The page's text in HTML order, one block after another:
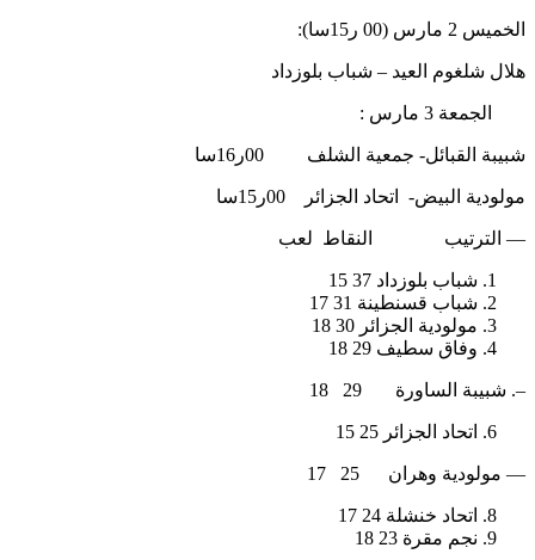
الخميس 2 مارس (00 ر15سا):
هلال شلغوم العيد – شباب بلوزداد
الجمعة 3 مارس :
شبيبة القبائل- جمعية الشلف 00ر16سا
مولودية البيض- اتحاد الجزائر 00ر15سا
— الترتيب النقاط لعب
شباب بلوزداد 37 15
شباب قسنطينة 31 17
مولودية الجزائر 30 18
وفاق سطيف 29 18
–. شبيبة الساورة 29 18
اتحاد الجزائر 25 15
— مولودية وهران 25 17
اتحاد خنشلة 24 17
نجم مقرة 23 18